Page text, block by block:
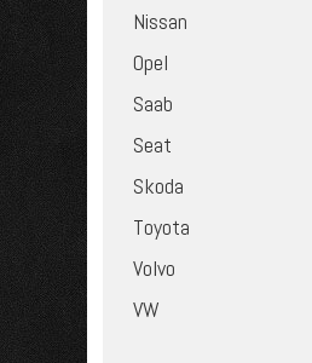
Nissan
Opel
Saab
Seat
Skoda
Toyota
Volvo
VW